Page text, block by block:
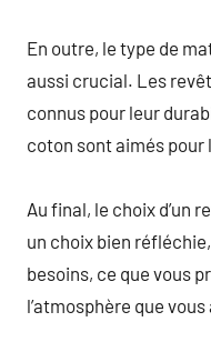
En outre, le type de
aussi crucial. Les
connus pour leur
coton sont aimés pour
Au final, le choix d’un
un choix bien
besoins, ce que vous
l’atmosphère que